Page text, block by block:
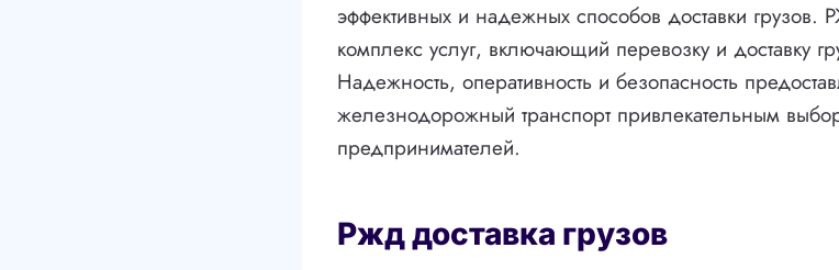
эффективных и надежных способов доставки
комплекс услуг, включающий перевозку и доставку
Надежность, оперативность и безопасность
железнодорожный транспорт привлекательным
предпринимателей.
Ржд доставка грузов